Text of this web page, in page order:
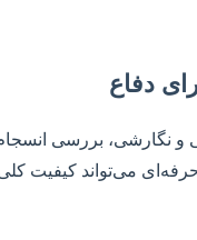
دفاع
و نگارشی، بررسی
می‌تواند کیفیت